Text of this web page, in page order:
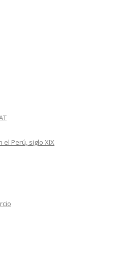
Perú, siglo XIX